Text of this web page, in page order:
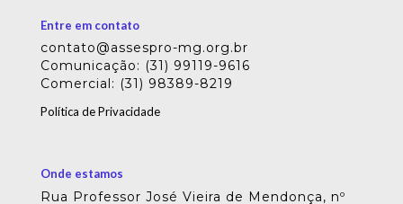
Entre em contato
contato@assespro-mg.org.br
Comunicação: (31) 99119-9616
Comercial: (31) 98389-8219
Política de Privacidade
Onde estamos
Rua Professor José Vieira de Mendonça, nº